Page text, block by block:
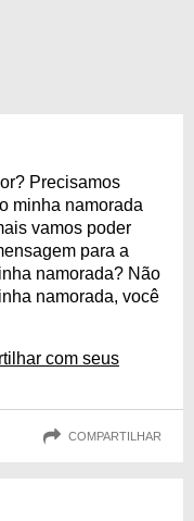
Precisamos
minha namorada
vamos poder
para a
namorada? Não
namorada, você
com seus
COMPARTILHAR